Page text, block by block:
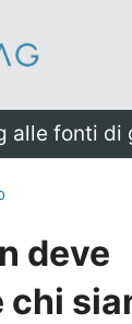
alle fonti di
deve